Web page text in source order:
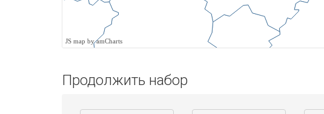
JS map by amCharts
Продолжить набор